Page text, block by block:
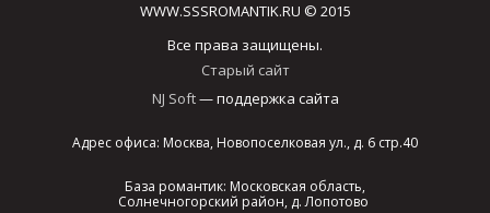
WWW.SSSROMANTIK.RU © 2015
Все права защищены.
Старый сайт
NJ Soft— поддержка сайта
Адрес офиса: Москва, Новопоселковая ул., д. 6 стр.40
База романтик: Московская область,
Солнечногорский район, д. Лопотово